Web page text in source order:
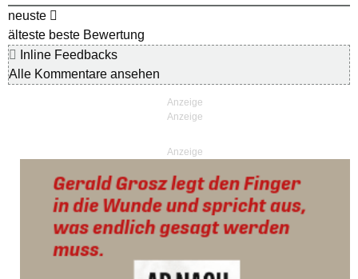
neuste
älteste beste Bewertung
Inline Feedbacks
Alle Kommentare ansehen
Anzeige